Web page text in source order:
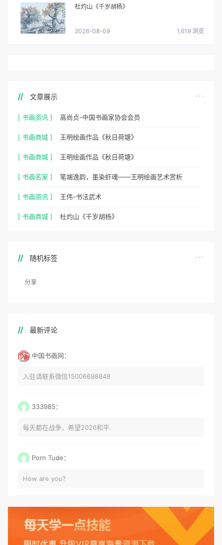
杜灼山《千岁胡杨》
2026-08-09 1,619 浏览
文章展示
[ 书画资讯 ] 高尚贞-中国书画家协会会员
[ 书画商城 ] 王明绘画作品《秋日荷塘》
[ 书画商城 ] 王明绘画作品《秋日荷塘》
[ 书画名家 ] 笔端逸韵，墨染虾魂——王明绘画艺术赏析
[ 书画资讯 ] 王伟-书法武术
[ 书画商城 ] 杜灼山《千岁胡杨》
随机标签
分享
最新评论
中国书画网：
入驻请联系微信15006698848
333985：
每天都在战争，希望2026和平.
Porn Tude：
How are you?